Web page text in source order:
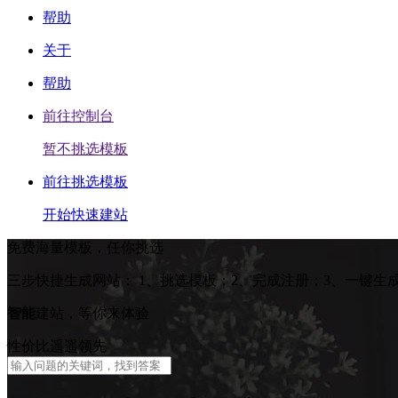
帮助
关于
帮助
前往控制台
暂不挑选模板
前往挑选模板
开始快速建站
免费海量模板，任你挑选
三步快捷生成网站： 1、挑选模板；2、完成注册；3、一键生
智能 建站，等你来体验
性价比遥遥领先